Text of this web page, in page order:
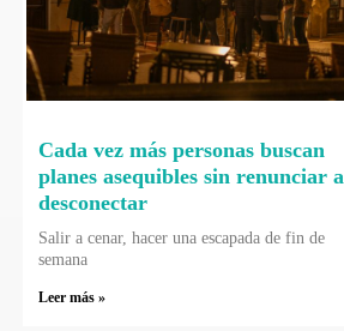
Cada vez más personas buscan
planes asequibles sin renunciar a
desconectar
Salir a cenar, hacer una escapada de fin de
semana
Leer más »